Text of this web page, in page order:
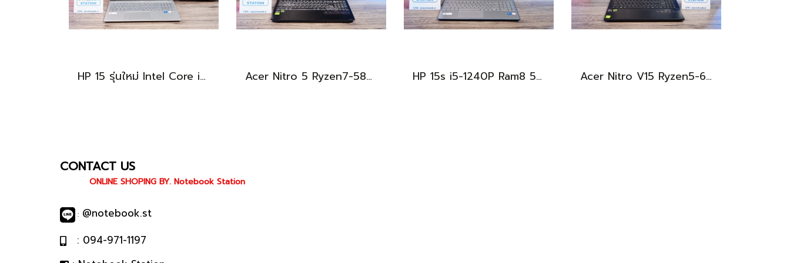
HP 15 รุ่นใหม่ Intel Core i5-1334U Ram16 512GB M.2 จอ15.6นิ้ว FHD IPS สเปคสูงทำงานเก่ง จอใหญ่มีแป้นตัวเลขแยก เครื่องสวยบางเบาพร้อมประกันศูนย์ยาว2027 ราคาสุดคุ้มเพียง 13,490.- Acer Nitro 5 Ryzen7-5800H RTX-3060(6GB) Ram16 SSD512 จอ15.6 FHD 144Hz เกมมิ่งสเปคสูง เครื่องพร้อมใช้งาน ราคาสุดคุ้มเพียง 19,900.- HP 15s i5-1240P Ram8 512GB M.2 จอ15.6นิ้ว FHD IPS สเปคดี ทำงานเก่ง จอใหญ่ มีแป้นตัวเลขแยก ดีไซน์เรียบหรูบางเบา พร้อมใช้งานเพียง 11,990.-เท่านั้น Acer Nitro V15 Ryzen5-6600H RTX2050(4GB) RAM16 512GB SSD จอ15.6นิ้ว FHD 165Hz sRGB100% เกมมิ่งรุ่นใหม่ ดีไซน์เครื่องบาง สวยเท่ดูทันสมัย มีประกันศูนย์2028 ราคาสุดคุ้มเพียง 17,990.-
CONTACT US
ONLINE SHOPING BY. Notebook Station
: @notebook.st
: 094-971-1197